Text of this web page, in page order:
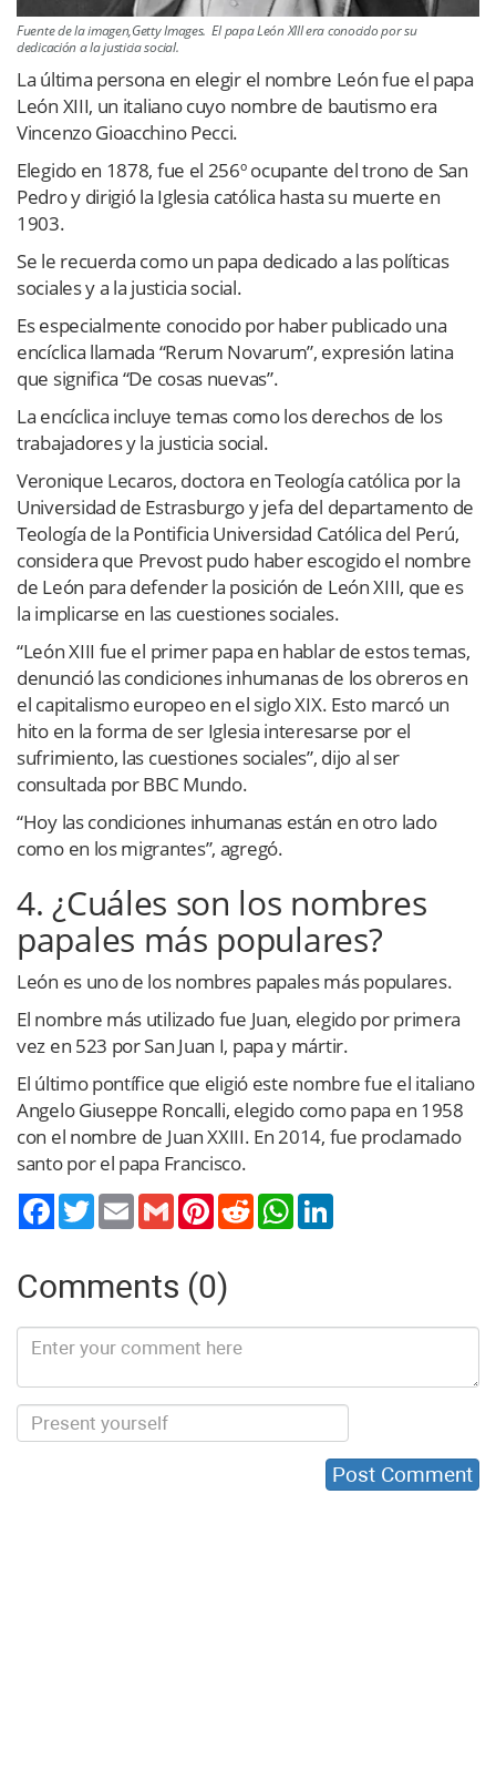
Fuente de la imagen,Getty Images. El papa León XIII era conocido por su
dedicación a la justicia social.
La última persona en elegir el nombre León fue el papa
León XIII, un italiano cuyo nombre de bautismo era
Vincenzo Gioacchino Pecci.
Elegido en 1878, fue el 256º ocupante del trono de San
Pedro y dirigió la Iglesia católica hasta su muerte en
1903.
Se le recuerda como un papa dedicado a las políticas
sociales y a la justicia social.
Es especialmente conocido por haber publicado una
encíclica llamada “Rerum Novarum”, expresión latina
que significa “De cosas nuevas”.
La encíclica incluye temas como los derechos de los
trabajadores y la justicia social.
Veronique Lecaros, doctora en Teología católica por la
Universidad de Estrasburgo y jefa del departamento de
Teología de la Pontificia Universidad Católica del Perú,
considera que Prevost pudo haber escogido el nombre
de León para defender la posición de León XIII, que es
la implicarse en las cuestiones sociales.
“León XIII fue el primer papa en hablar de estos temas,
denunció las condiciones inhumanas de los obreros en
el capitalismo europeo en el siglo XIX. Esto marcó un
hito en la forma de ser Iglesia interesarse por el
sufrimiento, las cuestiones sociales”, dijo al ser
consultada por BBC Mundo.
“Hoy las condiciones inhumanas están en otro lado
como en los migrantes”, agregó.
4. ¿Cuáles son los nombres
papales más populares?
León es uno de los nombres papales más populares.
El nombre más utilizado fue Juan, elegido por primera
vez en 523 por San Juan I, papa y mártir.
El último pontífice que eligió este nombre fue el italiano
Angelo Giuseppe Roncalli, elegido como papa en 1958
con el nombre de Juan XXIII. En 2014, fue proclamado
santo por el papa Francisco.
TwitterEmail Gmail PinterestReddit WhatsApp
Comments (0)